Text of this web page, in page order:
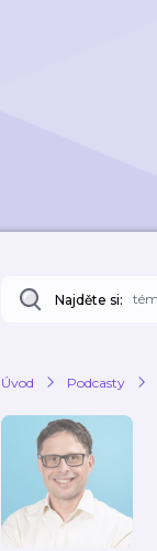
Najděte si:
Úvod Podcasty